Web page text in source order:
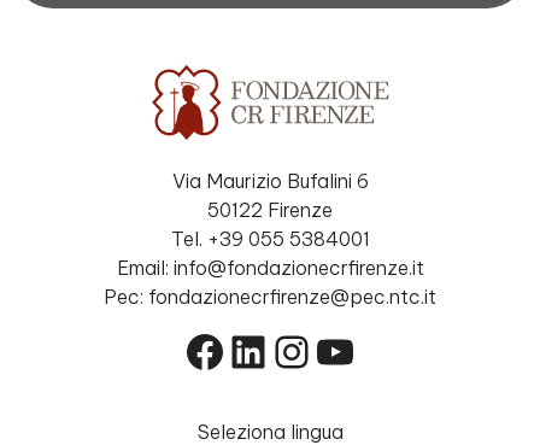
Via Maurizio Bufalini 6
50122 Firenze
Tel. +39 055 5384001
Email: info@fondazionecrfirenze.it
Pec: fondazionecrfirenze@pec.ntc.it
Facebook
LinkedIn
Instagram
YouTube
Seleziona lingua